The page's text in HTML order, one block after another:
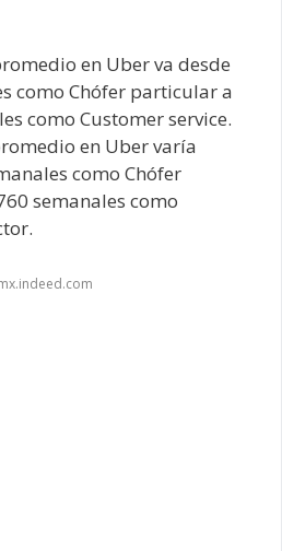
en Uber va desde
como Chófer particular a
como Customer service.
en Uber varía
como Chófer
semanales como